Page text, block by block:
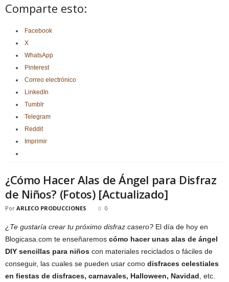
Comparte esto:
Facebook
X
WhatsApp
Pinterest
Correo electrónico
LinkedIn
Tumblr
Telegram
Reddit
Imprimir
¿Cómo Hacer Alas de Ángel para Disfraz
de Niños? (Fotos) [Actualizado]
Por ARLECO PRODUCCIONES 0
¿Te gustaría crear tu próximo disfraz casero? El día de hoy en
Blogicasa.com te enseñaremos cómo hacer unas alas de ángel
DIY sencillas para niños con materiales reciclados o fáciles de
conseguir, las cuales se pueden usar como disfraces celestiales
en fiestas de disfraces, carnavales, Halloween, Navidad , etc.